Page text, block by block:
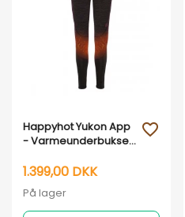
Vis her
Happyhot Yukon App
- Varmeunderbukser
1.399,00 DKK
På lager
favorite_outline